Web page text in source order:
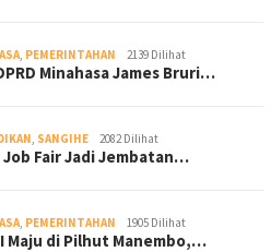
PEMERINTAHAN 2139 Dilihat
Minahasa James Bruri…
SANGIHE 2082 Dilihat
Fair Jadi Jembatan…
PEMERINTAHAN 1905 Dilihat
Maju di Pilhut Manembo,…